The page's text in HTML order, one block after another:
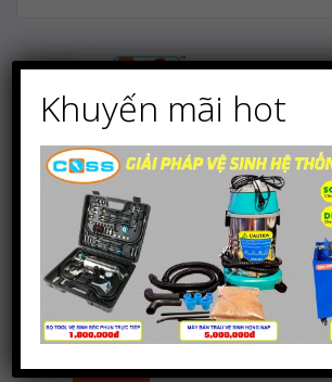
Dụng cụ kiểm tra kim
phun dầu cơ
CHI TIẾT
Khuyến mãi hot